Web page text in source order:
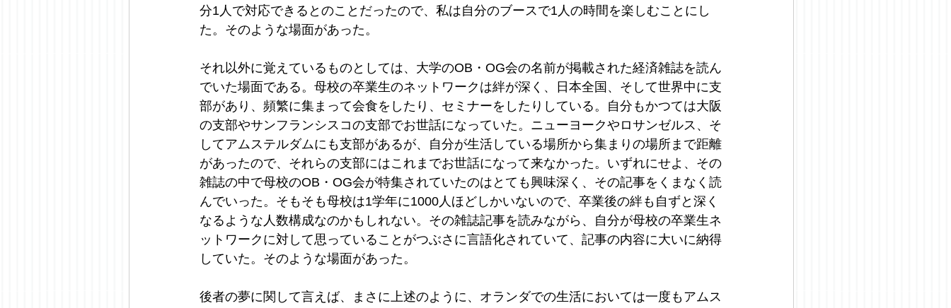
分1人で対応できるとのことだったので、私は自分のブースで1人の時間を楽しむことにし
た。そのような場面があった。
それ以外に覚えているものとしては、大学のOB・OG会の名前が掲載された経済雑誌を読ん
でいた場面である。母校の卒業生のネットワークは絆が深く、日本全国、そして世界中に支
部があり、頻繁に集まって会食をしたり、セミナーをしたりしている。自分もかつては大阪
の支部やサンフランシスコの支部でお世話になっていた。ニューヨークやロサンゼルス、そ
してアムステルダムにも支部があるが、自分が生活している場所から集まりの場所まで距離
があったので、それらの支部にはこれまでお世話になって来なかった。いずれにせよ、その
雑誌の中で母校のOB・OG会が特集されていたのはとても興味深く、その記事をくまなく読
んでいった。そもそも母校は1学年に1000人ほどしかいないので、卒業後の絆も自ずと深く
なるような人数構成なのかもしれない。その雑誌記事を読みながら、自分が母校の卒業生ネ
ットワークに対して思っていることがつぶさに言語化されていて、記事の内容に大いに納得
していた。そのような場面があった。
後者の夢に関して言えば、まさに上述のように、オランダでの生活においては一度もアムス